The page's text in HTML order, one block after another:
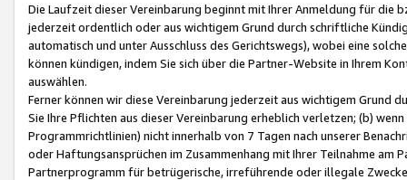
Die Laufzeit dieser Vereinbarung beginnt mit Ihrer Anmeldung für die
jederzeit ordentlich oder aus wichtigem Grund durch schriftliche
automatisch und unter Ausschluss des Gerichtswegs), wobei eine
können kündigen, indem Sie sich über die Partner-Website in Ihrem
auswählen.
Ferner können wir diese Vereinbarung jederzeit aus wichtigem Grund
Sie Ihre Pflichten aus dieser Vereinbarung erheblich verletzen; (b)
Programmrichtlinien) nicht innerhalb von 7 Tagen nach unserer
oder Haftungsansprüchen im Zusammenhang mit Ihrer Teilnahme am
Partnerprogramm für betrügerische, irreführende oder illegale